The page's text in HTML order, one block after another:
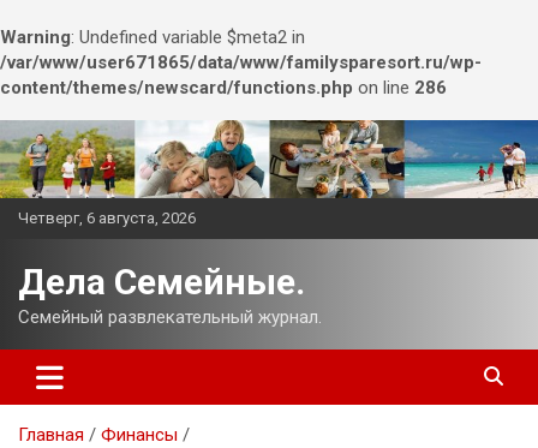
Warning: Undefined variable $meta2 in
/var/www/user671865/data/www/familysparesort.ru/wp-
content/themes/newscard/functions.php on line 286
Перейти
к
содержимому
Четверг, 6 августа, 2026
Дела Семейные.
Семейный развлекательный журнал.
Главная
Финансы